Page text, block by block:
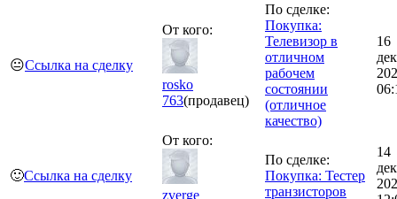
😐Ссылка на сделку
От кого:
rosko
763(продавец)
По сделке:
Покупка:
Телевизор в
отличном
рабочем
состоянии
(отличное
качество)
16
дек
🙂Ссылка на сделку
От кого:
zverge
По сделке:
Покупка: Тестер
транзисторов
14
дек